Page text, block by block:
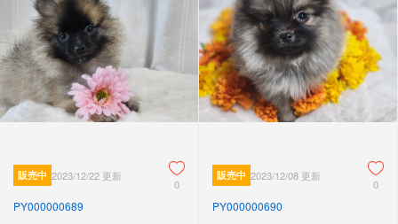
販売中 2023/12/22 更新
0
PY000000689
販売中 2023/12/08 更新
0
PY000000690